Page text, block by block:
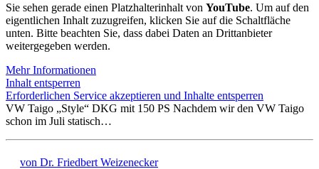
Sie sehen gerade einen Platzhalterinhalt von YouTube. Um auf den
eigentlichen Inhalt zuzugreifen, klicken Sie auf die Schaltfläche
unten. Bitte beachten Sie, dass dabei Daten an Drittanbieter
weitergegeben werden.
Mehr Informationen
Inhalt entsperren
Erforderlichen Service akzeptieren und Inhalte entsperren
VW Taigo „Style“ DKG mit 150 PS Nachdem wir den VW Taigo
schon im Juli statisch…
von Dr. Friedbert Weizenecker